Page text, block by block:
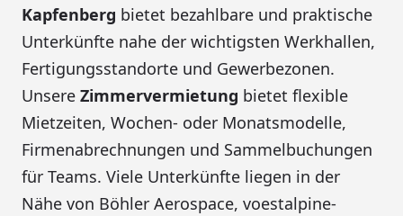
Kapfenberg bietet bezahlbare und praktische
Unterkünfte nahe der wichtigsten Werkhallen,
Fertigungsstandorte und Gewerbezonen.
Unsere Zimmervermietung bietet flexible
Mietzeiten, Wochen- oder Monatsmodelle,
Firmenabrechnungen und Sammelbuchungen
für Teams. Viele Unterkünfte liegen in der
Nähe von Böhler Aerospace, voestalpine-